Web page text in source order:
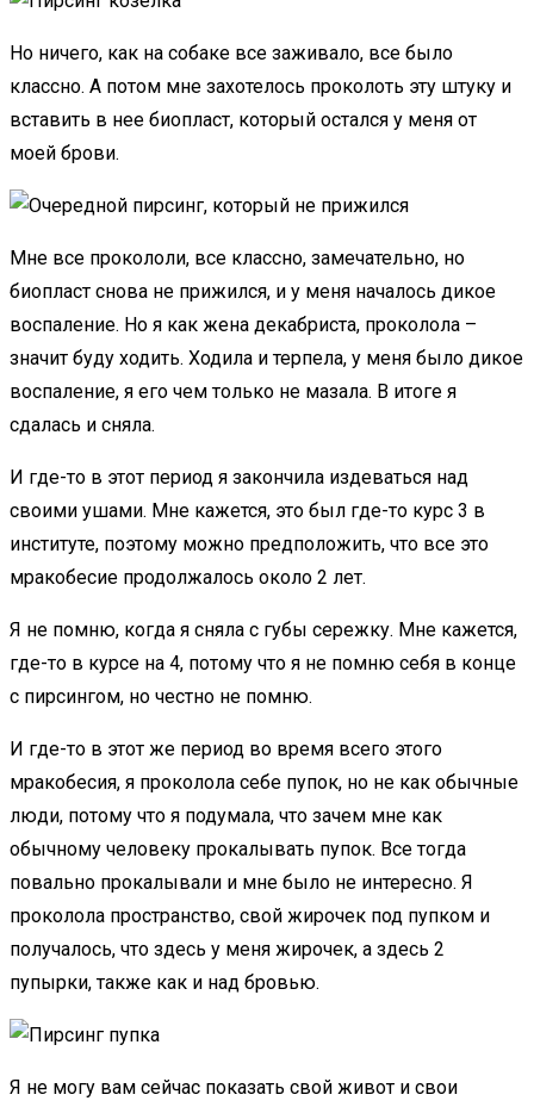
Но ничего, как на собаке все заживало, все было
классно. А потом мне захотелось проколоть эту штуку и
вставить в нее биопласт, который остался у меня от
моей брови.
Мне все прокололи, все классно, замечательно, но
биопласт снова не прижился, и у меня началось дикое
воспаление. Но я как жена декабриста, проколола –
значит буду ходить. Ходила и терпела, у меня было дикое
воспаление, я его чем только не мазала. В итоге я
сдалась и сняла.
И где-то в этот период я закончила издеваться над
своими ушами. Мне кажется, это был где-то курс 3 в
институте, поэтому можно предположить, что все это
мракобесие продолжалось около 2 лет.
Я не помню, когда я сняла с губы сережку. Мне кажется,
где-то в курсе на 4, потому что я не помню себя в конце
с пирсингом, но честно не помню.
И где-то в этот же период во время всего этого
мракобесия, я проколола себе пупок, но не как обычные
люди, потому что я подумала, что зачем мне как
обычному человеку прокалывать пупок. Все тогда
повально прокалывали и мне было не интересно. Я
проколола пространство, свой жирочек под пупком и
получалось, что здесь у меня жирочек, а здесь 2
пупырки, также как и над бровью.
Я не могу вам сейчас показать свой живот и свои